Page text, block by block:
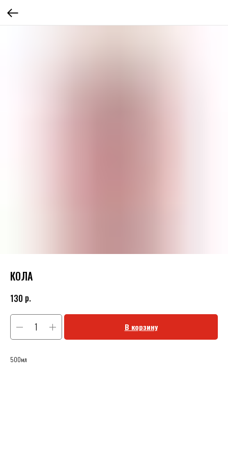
КОЛА
130 р.
В корзину
500мл